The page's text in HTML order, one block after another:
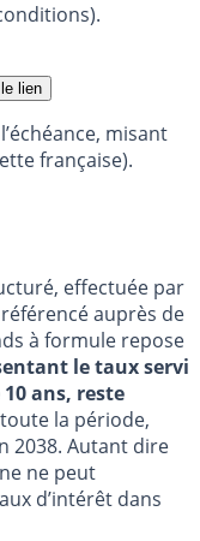
lien
misant
française).
effectuée par
auprès de
à formule repose
le taux servi
ans, reste
la période,
2038. Autant dire
ne peut
d’intérêt dans